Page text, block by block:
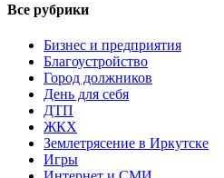
Все рубрики
Бизнес и предприятия
Благоустройство
Город должников
День для себя
ДТП
ЖКХ
Землетрясение в Иркутске
Игры